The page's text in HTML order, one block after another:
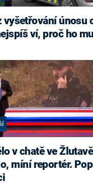
ví, proč ho
míní reportér.